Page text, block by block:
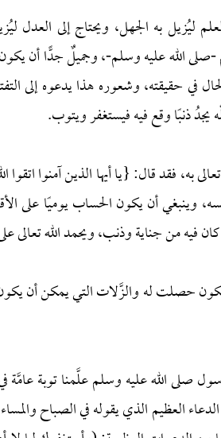
ليُزيل به الجهل، ويحتاج إلى
-صلى الله عليه وسلم-، وجميلٌ جدًّا أن
في حقيقته، وشعوره هذا يدعوه إلى
يجدُ ذنبًا وقع فيه فيستغفر ويتوب.
به، فقد قال: {يا أيها الذين آمنوا
أن يكون الحساب يوميًا على
فيه من جناية وذنب، ويحمد الله
حصلت له والزَّلات التي يمكن أن
صلى الله عليه وسلم علَّمنا توبة عامَّة
العظيم الذي يقوله في الصباح